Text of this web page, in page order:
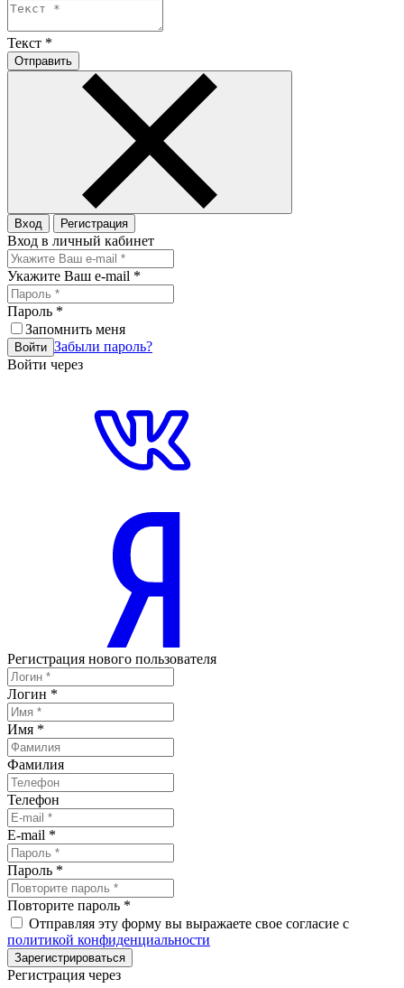
Текст *
Отправить
Вход Регистрация
Вход в личный кабинет
Укажите Ваш e-mail *
Пароль *
Запомнить меня
Войти Забыли пароль?
Войти через
Регистрация нового пользователя
Логин *
Имя *
Фамилия
Телефон
E-mail *
Пароль *
Повторите пароль *
Отправляя эту форму вы выражаете свое согласие с
политикой конфиденциальности
Зарегистрироваться
Регистрация через